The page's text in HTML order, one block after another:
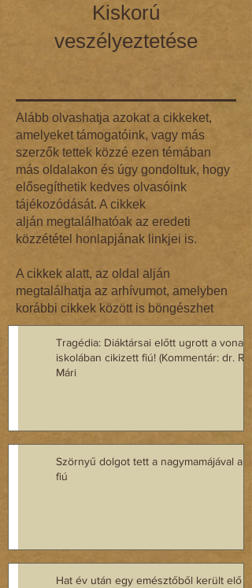
Kiskorú
veszélyeztetése
Alább olvashatja azokat a cikkeket,
amelyeket támogatóink, vagy más
szerzők tettek közzé ezen témában
más oldalakon és úgy gondoltuk, hogy
elősegíthetik kedves olvasóink
tájékozódását. A cikkek
alján megtalálhatóak az eredeti
közzététel honlapjának linkjei is.
A cikkek alatt, az oldal alján
megtalálhatja az arhívumot, amelyben
korábbi cikkek között is böngészhet
Tragédia: Diáktársai előtt ugrott a vonat
iskolában cikizett fiú! (Kommentár: dr.
Mári
Szörnyű dolgot tett a nagymamájával a 9
fiú
Hat év után egy emésztőből került elő